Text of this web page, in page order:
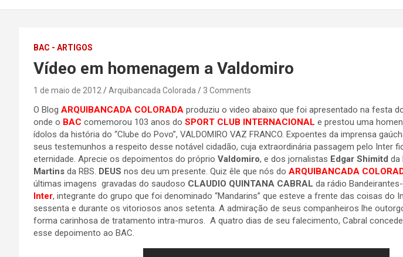
BAC - ARTIGOS
Vídeo em homenagem a Valdomiro
1 de maio de 2012 Arquibancada Colorada 3 Comments
O Blog ARQUIBANCADA COLORADA produziu o video abaixo que foi apresentado na festa
onde o BAC comemorou 103 anos do SPORT CLUB INTERNACIONAL e prestou uma
ídolos da história do “Clube do Povo”, VALDOMIRO VAZ FRANCO. Expoentes da imprensa
seus testemunhos a respeito desse notável cidadão, cuja extraordinária passagem pelo Inter
eternidade. Aprecie os depoimentos do próprio Valdomiro, e dos jornalistas Edgar Shimitd da
Martins da RBS. DEUS nos deu um presente. Quiz êle que nós do ARQUIBANCADA
últimas imagens gravadas do saudoso CLAUDIO QUINTANA CABRAL da rádio
Inter, integrante do grupo que foi denominado “Mandarins” que esteve a frente das coisas do
sessenta e durante os vitoriosos anos setenta. A admiração de seus companheiros lhe
forma carinhosa de tratamento intra-muros. A quatro dias de seu falecimento, Cabral
esse depoimento ao BAC.